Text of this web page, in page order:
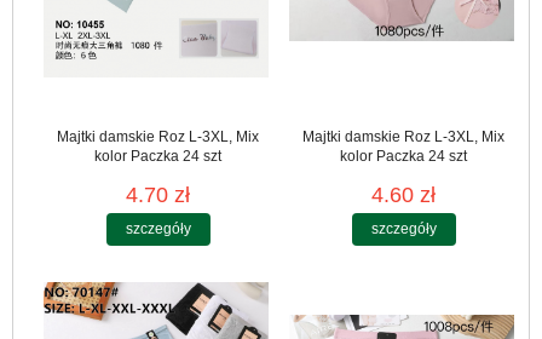
Majtki damskie Roz L-3XL, Mix
kolor Paczka 24 szt
4.70 zł
szczegóły
Majtki damskie Roz L-3XL, Mix
kolor Paczka 24 szt
4.60 zł
szczegóły